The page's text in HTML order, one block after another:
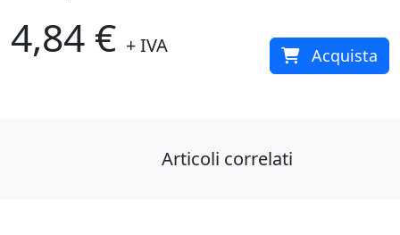
4,84 € + IVA Acquista
Articoli correlati